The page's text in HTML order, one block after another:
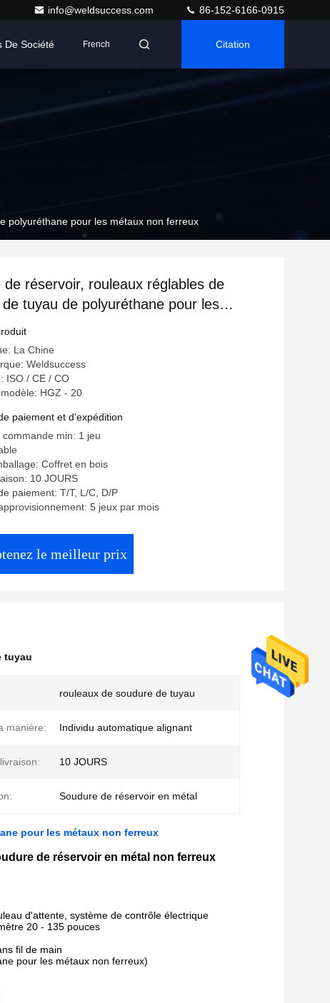
info@weldsuccess.com 86-152-6166-0915
De Société French Citation
polyuréthane pour les métaux non ferreux
de réservoir, rouleaux réglables de
tuyau de polyuréthane pour les
ferreux
La Chine
Weldsuccess
ISO / CE / CO
HGZ - 20
paiement et d'expédition
min: 1 jeu
Coffret en bois
10 JOURS
paiement: T/T, L/C, D/P
5 jeux par mois
le meilleur prix
tuyau
rouleaux de soudure de tuyau
manière: Individu automatique alignant
10 JOURS
Soudure de réservoir en métal
pour les métaux non ferreux
de réservoir en métal non ferreux
d'attente, système de contrôle électrique
20 - 135 pouces
fil de main
pour les métaux non ferreux)